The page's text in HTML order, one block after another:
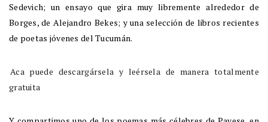
Sedevich; un ensayo que gira muy libremente alrededor de
Borges, de Alejandro Bekes; y una selección de libros recientes
de poetas jóvenes del Tucumán.
Aca puede descargársela y leérsela de manera totalmente
gratuita